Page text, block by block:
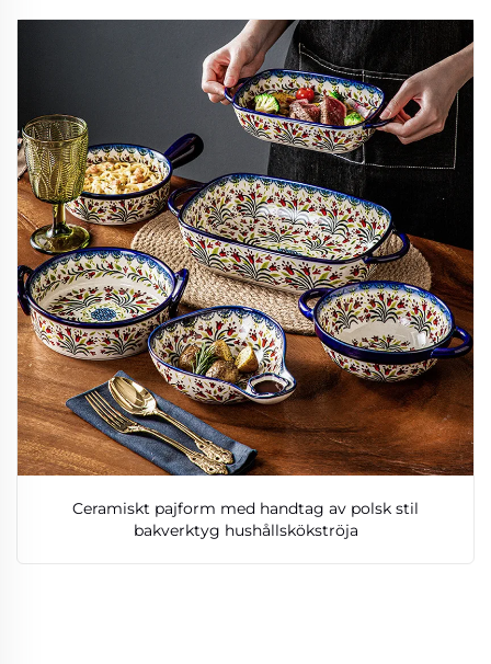
Ceramiskt pajform med handtag av polsk stil
bakverktyg hushållskökströja